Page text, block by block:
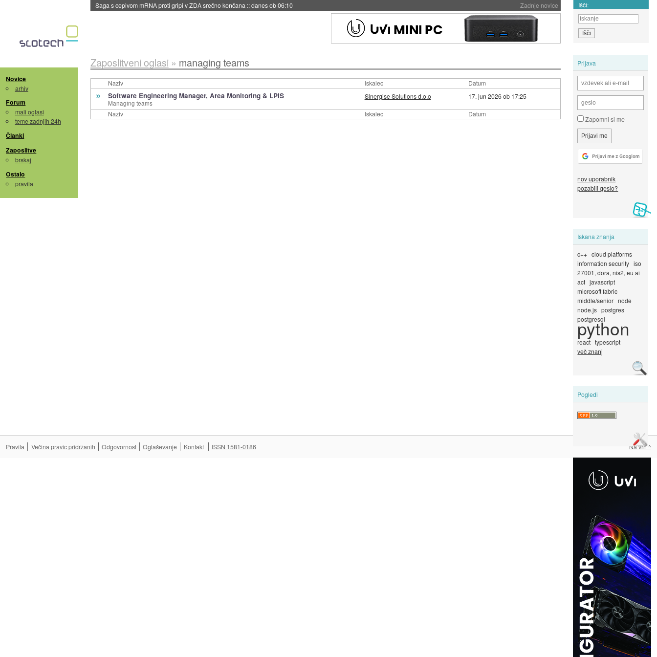
Zadnje novice
Saga s cepivom mRNA proti gripi v ZDA srečno končana ::danes ob 06:10 Išči:
Novice
arhiv
Forum
mali oglasi
teme zadnjih 24h
Članki
Zaposlitve
brskaj
Ostalo
pravila
Prijava
Zapomni si me
nov uporabnik
pozabili geslo?
Iskana znanja
c++ cloud platforms
information security iso
27001, dora, nis2, eu ai
act javascript
microsoft fabric
middle/senior node
node.js postgres
postgresql
python
react typescript
več znanj
Pogledi
Zaposlitveni oglasi » managing teams
Naziv Iskalec Datum
Naziv Iskalec Datum
» Software Engineering Manager, Area Monitoring & LPIS
Managing teams
Sinergise Solutions d.o.o 17. jun 2026 ob 17:25
Na vrh ^
Pravila Večina pravic pridržanih Odgovornost Oglaševanje Kontakt ISSN 1581-0186